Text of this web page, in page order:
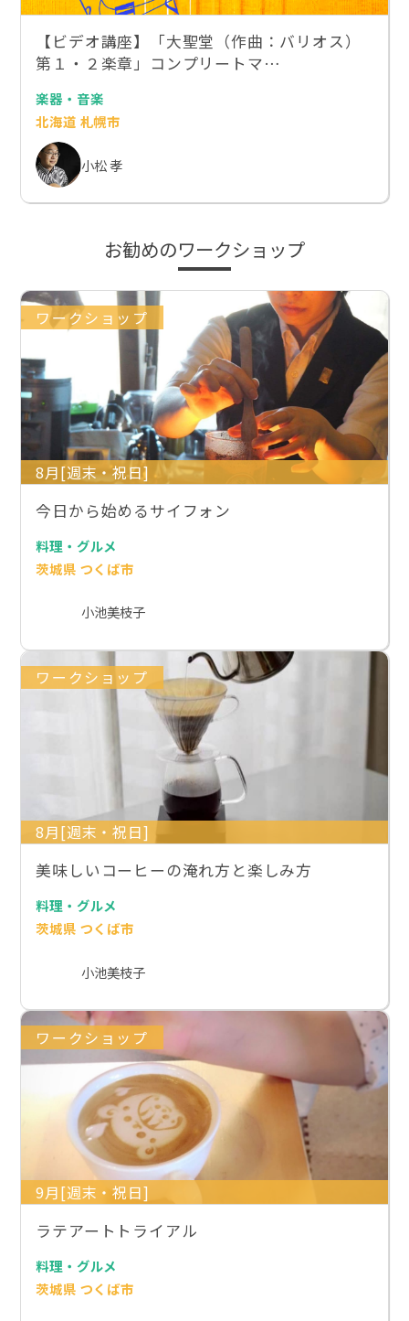
【ビデオ講座】「大聖堂（作曲：バリオス）
第１・２楽章」コンプリートマ…
楽器・音楽
北海道 札幌市
小松 孝
お勧めのワークショップ
ワークショップ
8月[週末・祝日]
今日から始めるサイフォン
料理・グルメ
茨城県 つくば市
小池美枝子
ワークショップ
8月[週末・祝日]
美味しいコーヒーの淹れ方と楽しみ方
料理・グルメ
茨城県 つくば市
小池美枝子
ワークショップ
9月[週末・祝日]
ラテアートトライアル
料理・グルメ
茨城県 つくば市